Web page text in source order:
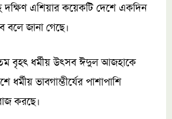
দক্ষিণ এশিয়ার কয়েকটি দেশে একদিন
জানা গেছে।
বৃহৎ ধর্মীয় উৎসব ঈদুল আজহাকে
ধর্মীয় ভাবগাম্ভীর্যের পাশাপাশি
করছে।